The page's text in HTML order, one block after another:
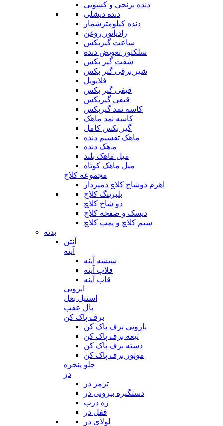
دنده برنجی و کشویی
دنده دیشلی
دنده کیلومترشمار
رادیاتور روغن
ساعت گیربکس
سلکتور تعویض دنده
شفت گیر بکس
شیر برقی گیر بکس
فلایویل
قیفی گیر بکس
قیفی گیربکس
کاسه نمد گیربکس
کاسه نمد ماهک
گیر بکس کامل
ماهک تقسیم دنده
ماهک دنده
میل ماهک بلند
میل ماهک کوتاه
مجموعه کلاچ
اهرم دوشاخ کلاچ دمپردار
بلبرینگ کلاچ
دو شاخ کلاچ
دیسک و صفحه کلاچ
سیم کلاچ و پمپ کلاچ
بدنه
آنتن
آینه
شیشه آینه
فلاپ آینه
قاب آینه
ابرویی
استیل بغل
بال عقب
برف پاک کن
بازویی برف پاک کن
تیغه برف پاک کن
دسته برف پاک کن
موتور برف پاک کن
جلو پنجره
در
ترمز در
دستگیره بیرونی در
زه درب
قفل در
لولای در